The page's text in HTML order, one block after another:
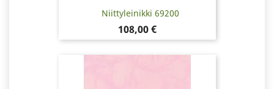
Niittyleinikki 69200
Pris
108,00 €